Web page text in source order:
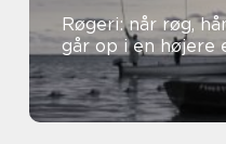
Røgeri: når røg,
går op i en højere